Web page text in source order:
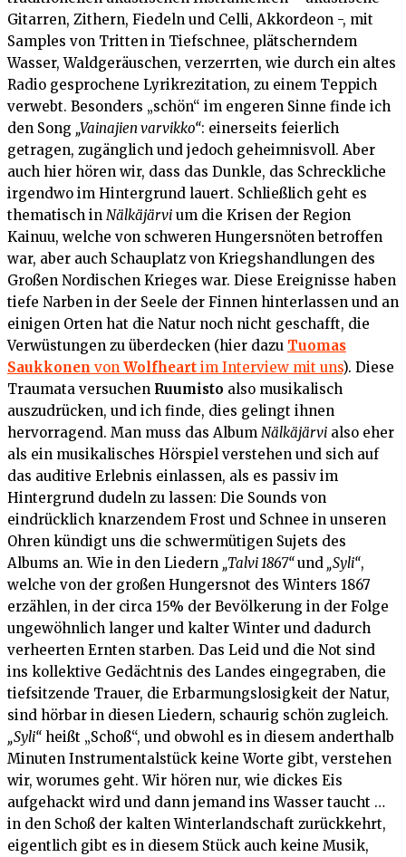
Gitarren, Zithern, Fiedeln und Celli, Akkordeon -, mit
Samples von Tritten in Tiefschnee, plätscherndem
Wasser, Waldgeräuschen, verzerrten, wie durch ein altes
Radio gesprochene Lyrikrezitation, zu einem Teppich
verwebt. Besonders „schön“ im engeren Sinne finde ich
den Song „Vainajien varvikko“: einerseits feierlich
getragen, zugänglich und jedoch geheimnisvoll. Aber
auch hier hören wir, dass das Dunkle, das Schreckliche
irgendwo im Hintergrund lauert. Schließlich geht es
thematisch in Nälkäjärvi um die Krisen der Region
Kainuu, welche von schweren Hungersnöten betroffen
war, aber auch Schauplatz von Kriegshandlungen des
Großen Nordischen Krieges war. Diese Ereignisse haben
tiefe Narben in der Seele der Finnen hinterlassen und an
einigen Orten hat die Natur noch nicht geschafft, die
Verwüstungen zu überdecken (hier dazu Tuomas
Saukkonen von Wolfheart im Interview mit uns). Diese
Traumata versuchen Ruumisto also musikalisch
auszudrücken, und ich finde, dies gelingt ihnen
hervorragend. Man muss das Album Nälkäjärvi also eher
als ein musikalisches Hörspiel verstehen und sich auf
das auditive Erlebnis einlassen, als es passiv im
Hintergrund dudeln zu lassen: Die Sounds von
eindrücklich knarzendem Frost und Schnee in unseren
Ohren kündigt uns die schwermütigen Sujets des
Albums an. Wie in den Liedern „Talvi 1867“und „Syli“,
welche von der großen Hungersnot des Winters 1867
erzählen, in der circa 15% der Bevölkerung in der Folge
ungewöhnlich langer und kalter Winter und dadurch
verheerten Ernten starben. Das Leid und die Not sind
ins kollektive Gedächtnis des Landes eingegraben, die
tiefsitzende Trauer, die Erbarmungslosigkeit der Natur,
sind hörbar in diesen Liedern, schaurig schön zugleich.
„Syli“ heißt „Schoß“, und obwohl es in diesem anderthalb
Minuten Instrumentalstück keine Worte gibt, verstehen
wir, worumes geht. Wir hören nur, wie dickes Eis
aufgehackt wird und dann jemand ins Wasser taucht …
in den Schoß der kalten Winterlandschaft zurückkehrt,
eigentlich gibt es in diesem Stück auch keine Musik,